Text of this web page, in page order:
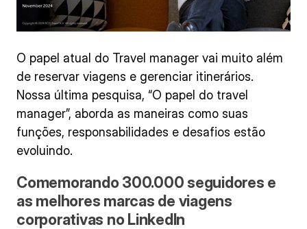
O papel atual do Travel manager vai muito além
de reservar viagens e gerenciar itinerários.
Nossa última pesquisa, “O papel do travel
manager”, aborda as maneiras como suas
funções, responsabilidades e desafios estão
evoluindo.
Comemorando 300.000 seguidores e
as melhores marcas de viagens
corporativas no LinkedIn